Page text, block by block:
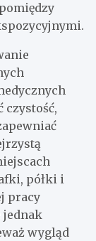
czystość,
półki i
pracy
jednak
wygląd